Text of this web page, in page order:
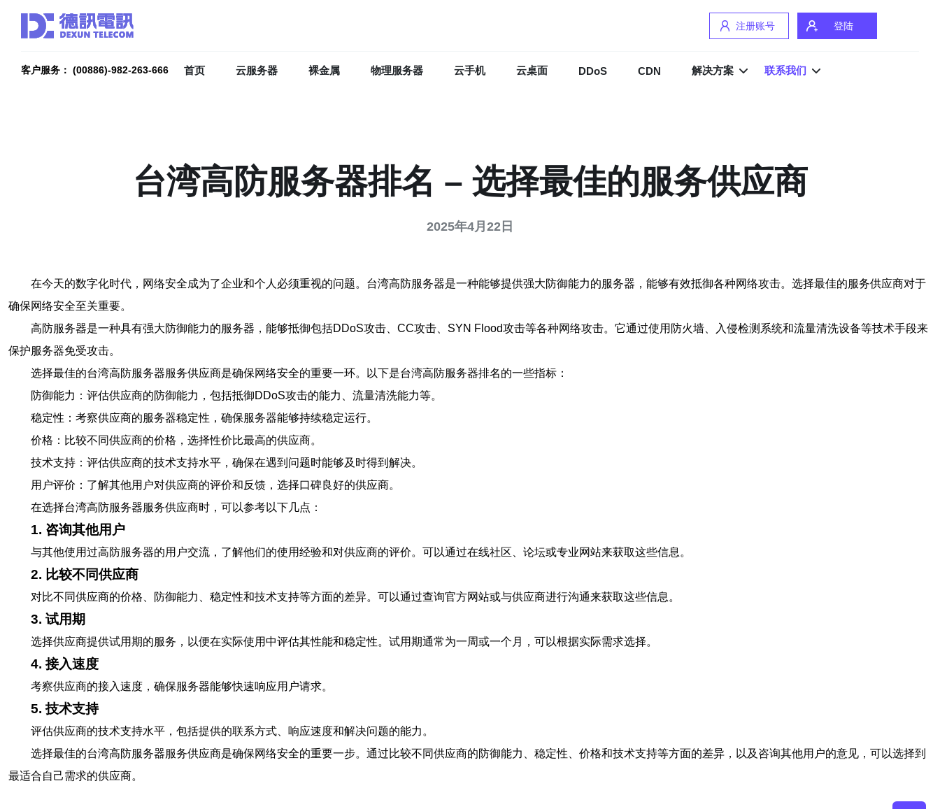
注册账号 登陆
客户服务： (00886)-982-263-666 首页 云服务器 裸金属 物理服务器 云手机 云桌面 DDoS CDN 解决方案 联系我们
台湾高防服务器排名 – 选择最佳的服务供应商
2025年4月22日
在今天的数字化时代，网络安全成为了企业和个人必须重视的问题。台湾高防服务器是一种能够提供强大防御能力的服务器，能够有效抵御各种网络攻击。选择最佳的服务供应商对于
确保网络安全至关重要。
高防服务器是一种具有强大防御能力的服务器，能够抵御包括DDoS攻击、CC攻击、SYN Flood攻击等各种网络攻击。它通过使用防火墙、入侵检测系统和流量清洗设备等技术手段来
保护服务器免受攻击。
选择最佳的台湾高防服务器服务供应商是确保网络安全的重要一环。以下是台湾高防服务器排名的一些指标：
防御能力：评估供应商的防御能力，包括抵御DDoS攻击的能力、流量清洗能力等。
稳定性：考察供应商的服务器稳定性，确保服务器能够持续稳定运行。
价格：比较不同供应商的价格，选择性价比最高的供应商。
技术支持：评估供应商的技术支持水平，确保在遇到问题时能够及时得到解决。
用户评价：了解其他用户对供应商的评价和反馈，选择口碑良好的供应商。
在选择台湾高防服务器服务供应商时，可以参考以下几点：
1. 咨询其他用户
与其他使用过高防服务器的用户交流，了解他们的使用经验和对供应商的评价。可以通过在线社区、论坛或专业网站来获取这些信息。
2. 比较不同供应商
对比不同供应商的价格、防御能力、稳定性和技术支持等方面的差异。可以通过查询官方网站或与供应商进行沟通来获取这些信息。
3. 试用期
选择供应商提供试用期的服务，以便在实际使用中评估其性能和稳定性。试用期通常为一周或一个月，可以根据实际需求选择。
4. 接入速度
考察供应商的接入速度，确保服务器能够快速响应用户请求。
5. 技术支持
评估供应商的技术支持水平，包括提供的联系方式、响应速度和解决问题的能力。
选择最佳的台湾高防服务器服务供应商是确保网络安全的重要一步。通过比较不同供应商的防御能力、稳定性、价格和技术支持等方面的差异，以及咨询其他用户的意见，可以选择到
最适合自己需求的供应商。